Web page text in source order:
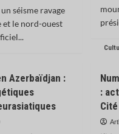
séisme ravage
et le nord-ouest
Azerbaïdjan :
: